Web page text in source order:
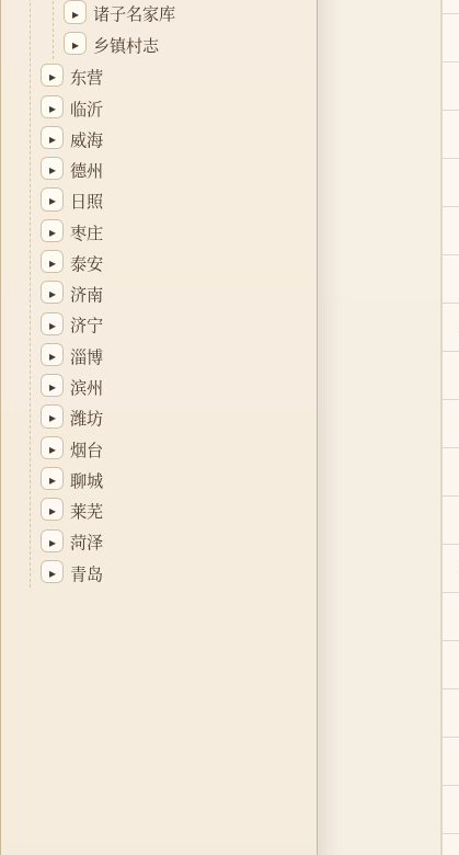
▸ 诸子名家库
▸ 乡镇村志
▸ 东营
▸ 临沂
▸ 威海
▸ 德州
▸ 日照
▸ 枣庄
▸ 泰安
▸ 济南
▸ 济宁
▸ 淄博
▸ 滨州
▸ 潍坊
▸ 烟台
▸ 聊城
▸ 莱芜
▸ 菏泽
▸ 青岛